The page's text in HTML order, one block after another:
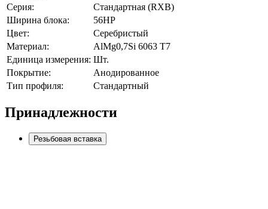
Серия:
Стандартная (RXB)
Ширина блока:
56HP
Цвет:
Серебристый
Материал:
AlMg0,7Si 6063 Т7
Единица измерения: Шт.
Покрытие:
Анодированное
Тип профиля:
Стандартный
Принадлежности
Резьбовая вставка